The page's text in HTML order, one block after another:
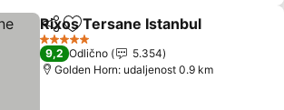
Deli Dodati u favorite
Rixos Tersane Istanbul
5 Zvezdice
9,2 Odlično
5.354
Golden Horn: udaljenost 0.9 km